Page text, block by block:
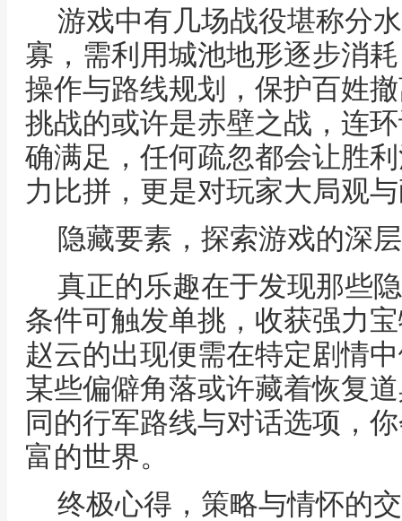
游戏中有几场战役堪称分
寡，需利用城池地形逐步消
操作与路线规划，保护百姓
挑战的或许是赤壁之战，连
确满足，任何疏忽都会让胜
力比拼，更是对玩家大局观
隐藏要素，探索游戏的深
真正的乐趣在于发现那些
条件可触发单挑，收获强力
赵云的出现便需在特定剧情
某些偏僻角落或许藏着恢复
同的行军路线与对话选项，
富的世界。
终极心得，策略与情怀的